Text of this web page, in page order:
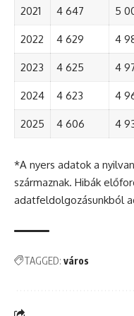
2021 4 647 5
2022 4 629 4
2023 4 625 4
2024 4 623 4
2025 4 606 4
*A nyers adatok a
származnak. Hibák
adatfeldolgozásunkból
TAGGED: város